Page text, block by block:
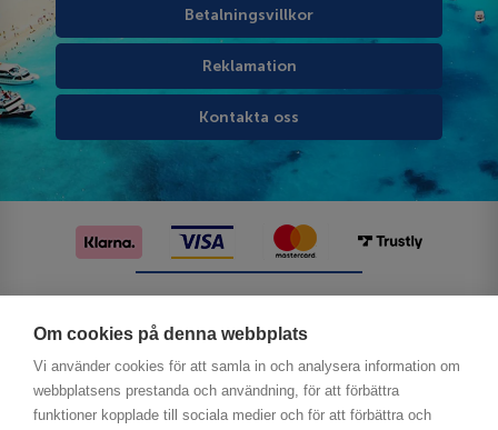
Om cookies på denna webbplats
Vi använder cookies för att samla in och analysera information om
webbplatsens prestanda och användning, för att förbättra
funktioner kopplade till sociala medier och för att förbättra och
Betalningsvillkor
Reklamation
Kontakta oss